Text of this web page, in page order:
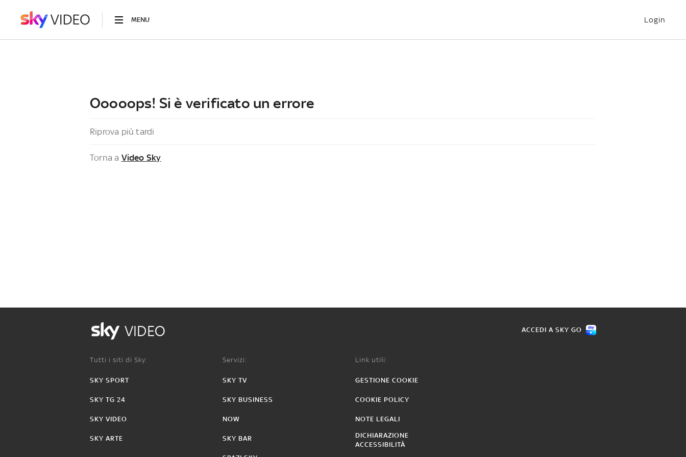
MENU Login
Ooooops! Si è verificato un errore
Riprova più tardi
Torna a Video Sky
VIDEO ACCEDI A SKY GO
Tutti i siti di Sky:
SKY SPORT
SKY TG 24
SKY VIDEO
SKY ARTE
Servizi:
SKY TV
SKY BUSINESS
NOW
SKY BAR
Link utili:
GESTIONE COOKIE
COOKIE POLICY
NOTE LEGALI
DICHIARAZIONE
ACCESSIBILITÀ